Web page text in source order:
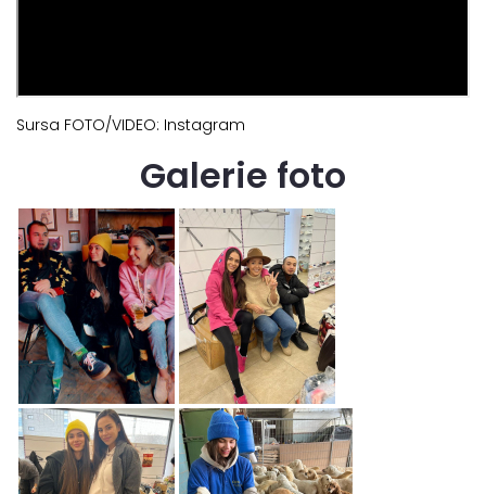
Sursa FOTO/VIDEO: Instagram
Galerie foto